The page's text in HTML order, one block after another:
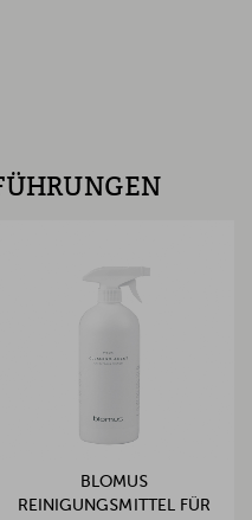
BLOMUS
REINIGUNGSMITTEL FÜR